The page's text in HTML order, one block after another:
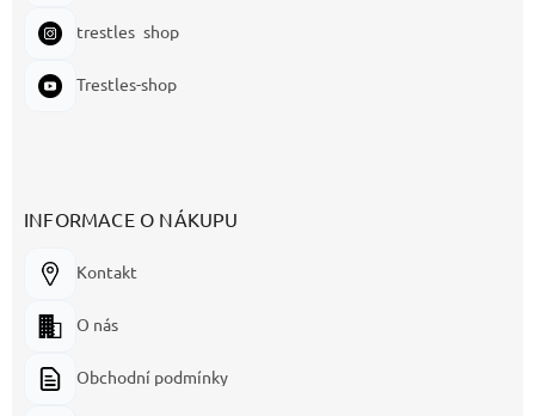
trestles_shop
Trestles-shop
INFORMACE O NÁKUPU
Kontakt
O nás
Obchodní podmínky